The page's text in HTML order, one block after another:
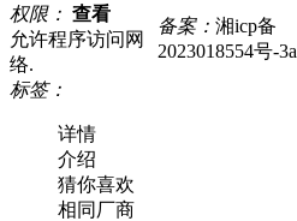
权限： 查看
允许程序访问网
络.
备案： 湘icp备
2023018554号-3a
标签：
详情
介绍
猜你喜欢
相同厂商